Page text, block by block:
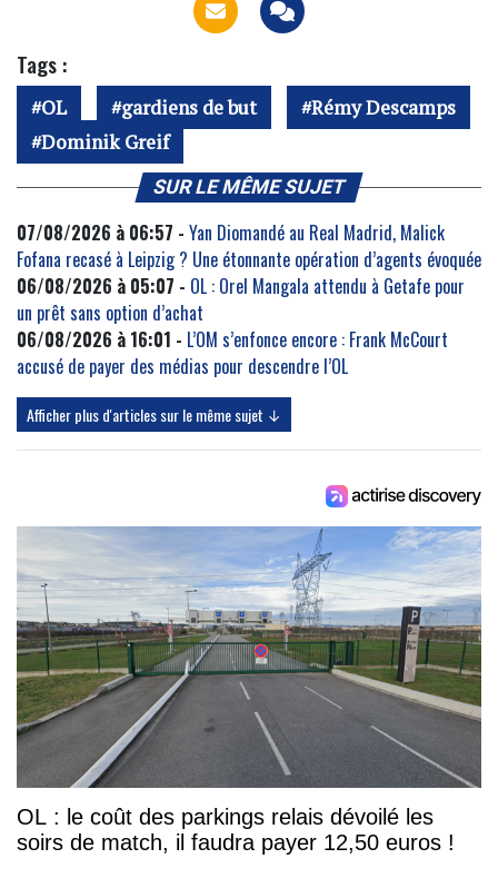
Tags :
OL gardiens de but
Rémy Descamps
Dominik Greif
SUR LE MÊME SUJET
07/08/2026 à 06:57 - Yan Diomandé au Real Madrid, Malick
Fofana recasé à Leipzig ? Une étonnante opération d’agents évoquée
06/08/2026 à 05:07 - OL : Orel Mangala attendu à Getafe pour
un prêt sans option d’achat
06/08/2026 à 16:01 - L’OM s’enfonce encore : Frank McCourt
accusé de payer des médias pour descendre l’OL
Afficher plus d'articles sur le même sujet ↓
OL : le coût des parkings relais dévoilé les
soirs de match, il faudra payer 12,50 euros !